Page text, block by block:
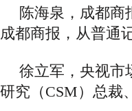
陈海泉，成都商
成都商报，从普通
徐立军，央视市
研究（CSM）总裁